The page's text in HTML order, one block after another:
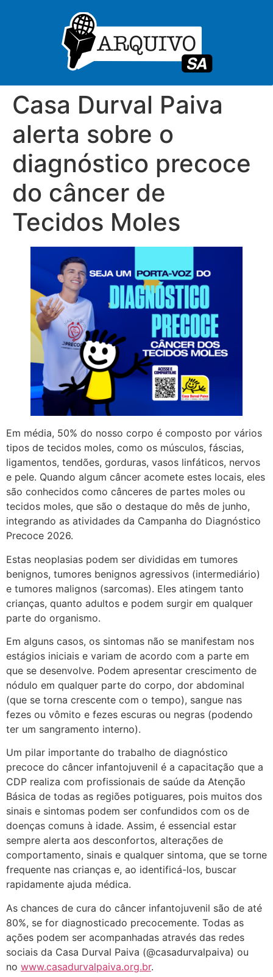
Casa Durval Paiva
alerta sobre o
diagnóstico precoce
do câncer de
Tecidos Moles
Em média, 50% do nosso corpo é composto por vários
tipos de tecidos moles, como os músculos, fáscias,
ligamentos, tendões, gorduras, vasos linfáticos, nervos
e pele. Quando algum câncer acomete estes locais, eles
são conhecidos como cânceres de partes moles ou
tecidos moles, que são o destaque do mês de junho,
integrando as atividades da Campanha do Diagnóstico
Precoce 2026.
Estas neoplasias podem ser divididas em tumores
benignos, tumores benignos agressivos (intermediário)
e tumores malignos (sarcomas). Eles atingem tanto
crianças, quanto adultos e podem surgir em qualquer
parte do organismo.
Em alguns casos, os sintomas não se manifestam nos
estágios iniciais e variam de acordo com a parte em
que se desenvolve. Podem apresentar crescimento de
nódulo em qualquer parte do corpo, dor abdominal
(que se torna crescente com o tempo), sangue nas
fezes ou vômito e fezes escuras ou negras (podendo
ter um sangramento interno).
Um pilar importante do trabalho de diagnóstico
precoce do câncer infantojuvenil é a capacitação que a
CDP realiza com profissionais de saúde da Atenção
Básica de todas as regiões potiguares, pois muitos dos
sinais e sintomas podem ser confundidos com os de
doenças comuns à idade. Assim, é essencial estar
sempre alerta aos desconfortos, alterações de
comportamento, sinais e qualquer sintoma, que se torne
frequente nas crianças e, ao identificá-los, buscar
rapidamente ajuda médica.
As chances de cura do câncer infantojuvenil são de até
80%, se for diagnosticado precocemente. Todas as
ações podem ser acompanhadas através das redes
sociais da Casa Durval Paiva (@casadurvalpaiva) ou
no www.casadurvalpaiva.org.br.